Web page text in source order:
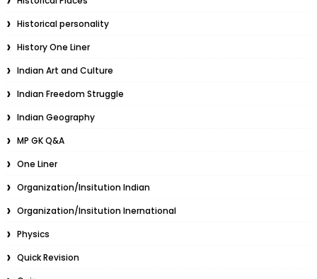
Historical personality
History One Liner
Indian Art and Culture
Indian Freedom Struggle
Indian Geography
MP GK Q&A
One Liner
Organization/Insitution Indian
Organization/Insitution Inernational
Physics
Quick Revision